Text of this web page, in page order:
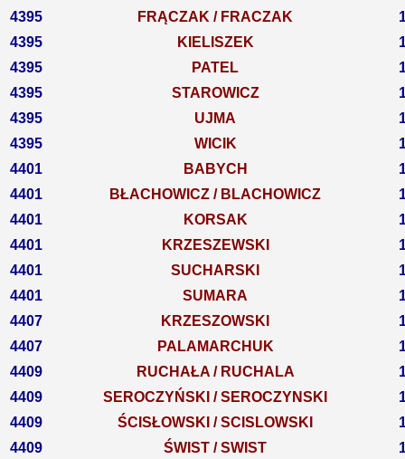
4395
FRĄCZAK / FRACZAK
4395
KIELISZEK
4395
PATEL
4395
STAROWICZ
4395
UJMA
4395
WICIK
4401
BABYCH
4401
BŁACHOWICZ / BLACHOWICZ
4401
KORSAK
4401
KRZESZEWSKI
4401
SUCHARSKI
4401
SUMARA
4407
KRZESZOWSKI
4407
PALAMARCHUK
4409
RUCHAŁA / RUCHALA
4409
SEROCZYŃSKI / SEROCZYNSKI
4409
ŚCISŁOWSKI / SCISLOWSKI
4409
ŚWIST / SWIST